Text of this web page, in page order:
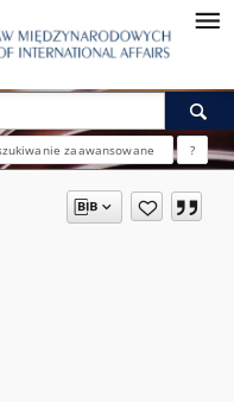
zaawansowane ?